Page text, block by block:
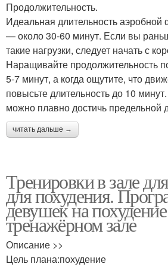
Продолжительность.
Идеальная длительность аэробной
— около 30-60 минут. Если вы
такие нагрузки, следует начать с
Наращивайте продолжительность
5-7 минут, а когда ощутите, что
повысьте длительность до 10
можно плавно достичь предельной
читать дальше →
Тренировки в зале
для похудения.
девушек на
тренажёрном зале
Описание >>
Цель плана:похудение